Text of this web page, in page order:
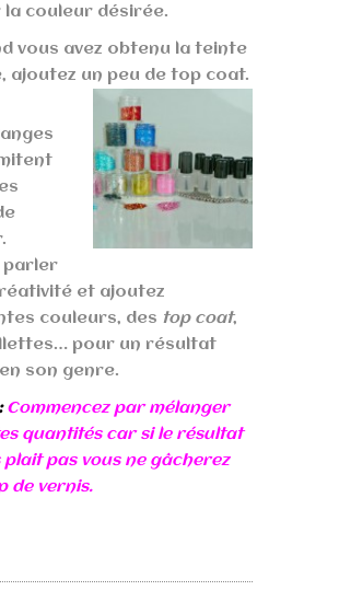
couleur désirée.
vous avez obtenu la teinte
ajoutez un peu de top coat.
parler
et ajoutez
couleurs, des top coat,
pour un résultat
son genre.
Commencez par mélanger
quantités car si le résultat
plait pas vous ne gâcherez
de vernis.